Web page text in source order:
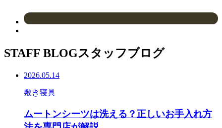
STAFF BLOGスタッフブログ
2026.05.14
敷き寝具
ムートンシーツは洗える？正しいお手入れ方